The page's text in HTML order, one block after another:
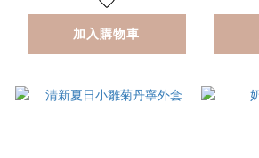
加入購物車